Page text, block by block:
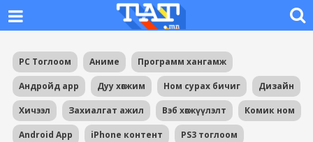
PC Тоглоом Аниме Программ хангамж
Андройд app Дуу хөгжим Ном сурах бичиг Дизайн
Хичээл Захиалгат ажил Вэб хөгжүүлэлт Комик ном
Android App iPhone контент PS3 тоглоом